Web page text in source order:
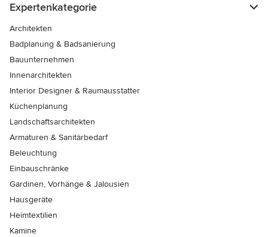
Expertenkategorie
Architekten
Badplanung & Badsanierung
Bauunternehmen
Innenarchitekten
Interior Designer & Raumausstatter
Küchenplanung
Landschaftsarchitekten
Armaturen & Sanitärbedarf
Beleuchtung
Einbauschränke
Gardinen, Vorhänge & Jalousien
Hausgeräte
Heimtextilien
Kamine